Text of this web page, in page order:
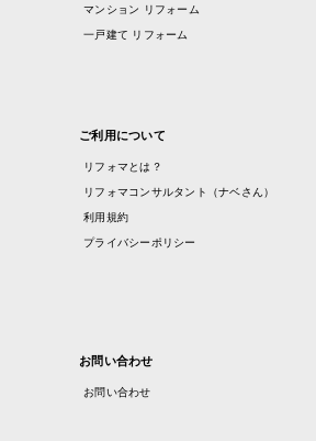
マンション リフォーム
一戸建て リフォーム
ご利用について
リフォマとは？
リフォマコンサルタント（ナベさん）
利用規約
プライバシーポリシー
お問い合わせ
お問い合わせ